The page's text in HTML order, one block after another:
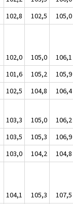
102,8 102,5 105,0
102,0 105,0 106,1
101,6 105,2 105,9
102,5 104,8 106,4
103,3 105,0 106,2
103,5 105,3 106,9
103,0 104,2 104,8
104,1 105,3 107,5